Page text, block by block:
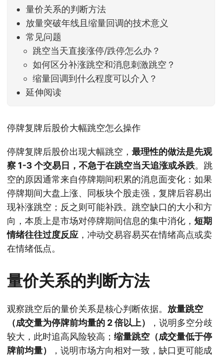
家感受到了春天般的暖风。指数涨了百点，交易额
回暖到2
量价关系的判断方法
放量突破年线且缩量回调的技术意义
常见问题
跳空当天直接涨停/跌停怎么办？
如何区分补涨跳空和消息刺激跳空？
缩量回调到什么程度可以介入？
延伸阅读
停牌复牌后股价大幅跳空怎么操作
停牌复牌后股价出现大幅跳空， 最理性的做法是先观
察 1-3 个交易日，不急于在跳空当天追涨或杀跌。跳
空的原因通常来自停牌期间积累的消息面变化：如果
停牌期间大盘上涨、同板块个股走强，复牌后容易出
现补涨跳空；反之则可能补跌。跳空缺口的大小和方
向，本质上是市场对停牌期间信息的集中消化， 短期
情绪往往过度反应 ，冲动交易容易买在情绪高点或卖
在情绪低点。
量价关系的判断方法
观察跳空后的量价关系是核心判断依据。 放量跳空
（成交量为停牌前均量的 2 倍以上）
，说明多空分歧
较大，此时追高风险较高； 缩量跳空（成交量低于停
牌前均量）
，说明市场方向相对一致，缺口更可能成